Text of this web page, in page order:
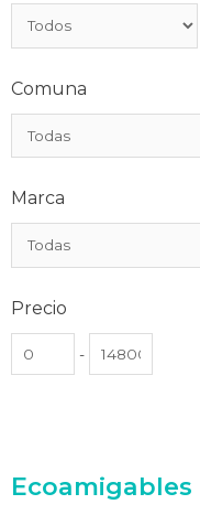
Comuna
Marca
Precio
-
Ecoamigables